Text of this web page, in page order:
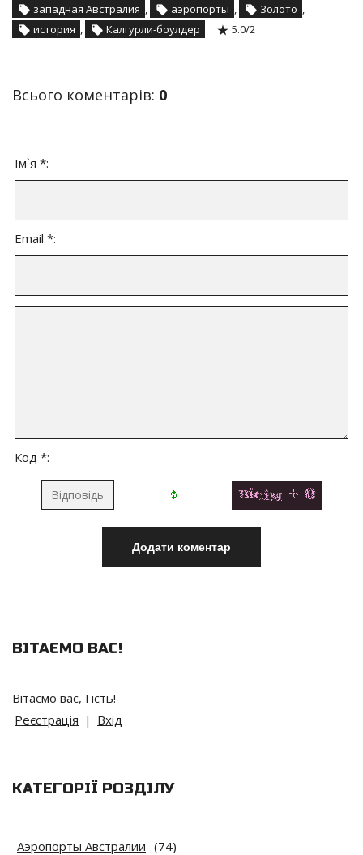
западная Австралия , аэропорты , Золото ,
история , Калгурли-боулдер 5.0/2
Всього коментарів: 0
Ім`я *:
Email *:
Код *:
ВІТАЄМО ВАС!
Вітаємо вас, Гість!
Реєстрація | Вхід
КАТЕГОРІЇ РОЗДІЛУ
Аэропорты Австралии (74)